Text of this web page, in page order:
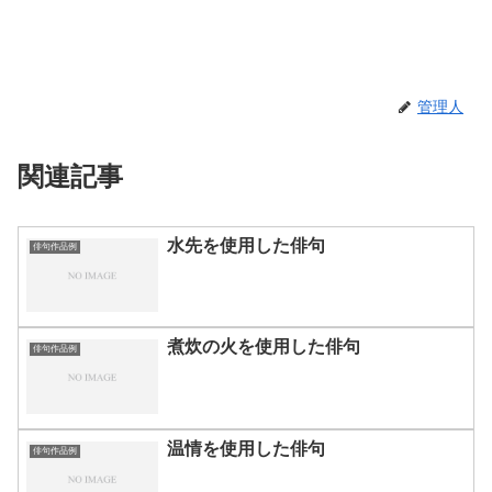
管理人
関連記事
俳句作品例 水先を使用した俳句
俳句作品例 煮炊の火を使用した俳句
俳句作品例 温情を使用した俳句